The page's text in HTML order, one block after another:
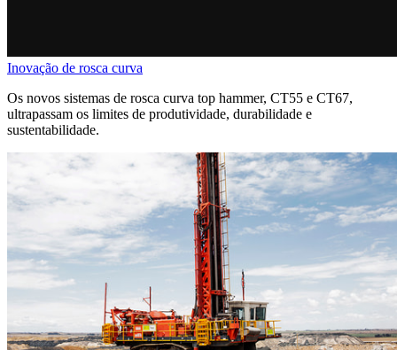
Inovação de rosca curva
Os novos sistemas de rosca curva top hammer, CT55 e CT67,
ultrapassam os limites de produtividade, durabilidade e
sustentabilidade.